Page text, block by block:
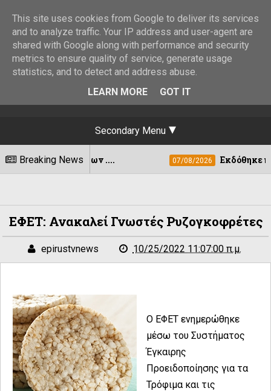
Secondary Menu
Breaking News
.... Εκδόθηκε η ΚΥΑ για
ΕΦΕΤ: Ανακαλεί Γνωστές Ρυζογκοφρέτες
epirustvnews 10/25/2022 11:07:00 π.μ.
O ΕΦΕΤ ενημερώθηκε
μέσω του Συστήματος
Έγκαιρης
Προειδοποίησης για τα
Τρόφιμα και τις
This site uses cookies from Google to deliver its services
and to analyze traffic. Your IP address and user-agent are
shared with Google along with performance and security
metrics to ensure quality of service, generate usage
statistics, and to detect and address abuse.
LEARN MORE
GOT IT